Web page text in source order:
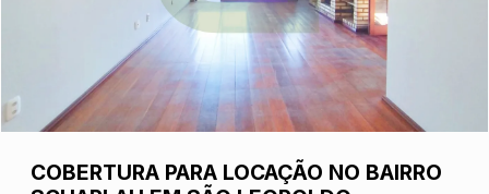
COBERTURA PARA LOCAÇÃO NO BAIRRO